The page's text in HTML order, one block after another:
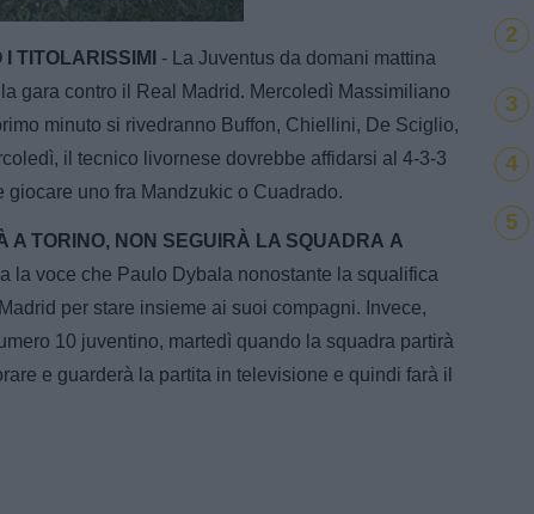
Loaded
100.00%
TITOLARISSIMI
- La Juventus da domani mattina
gara contro il Real Madrid. Mercoledì Massimiliano
minuto si rivedranno Buffon, Chiellini, De Sciglio,
il tecnico livornese dovrebbe affidarsi al 4-3-3
uno fra Mandzukic o Cuadrado.
TORINO, NON SEGUIRÀ LA SQUADRA A
la voce che Paulo Dybala nonostante la squalifica
per stare insieme ai suoi compagni. Invece,
10 juventino, martedì quando la squadra partirà
e guarderà la partita in televisione e quindi farà il
2
3
4
5